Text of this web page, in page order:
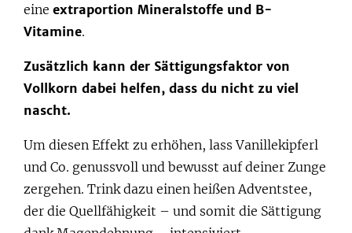
eine extraportion Mineralstoffe und B-
Vitamine.
Zusätzlich kann der Sättigungsfaktor von
Vollkorn dabei helfen, dass du nicht zu viel
nascht.
Um diesen Effekt zu erhöhen, lass Vanillekipferl
und Co. genussvoll und bewusst auf deiner Zunge
zergehen. Trink dazu einen heißen Adventstee,
der die Quellfähigkeit – und somit die Sättigung